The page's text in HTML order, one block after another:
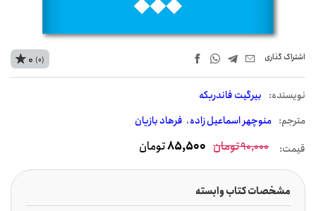
اشتراک‌ گذاری
نويسنده: بیرگیت فاندربکه
مترجم: منوچهر اسماعیل زاده فرهاد بازیان
0 (0)
قیمت: 90,000تومان 85,500تومان
مشخصات کتاب وابسته